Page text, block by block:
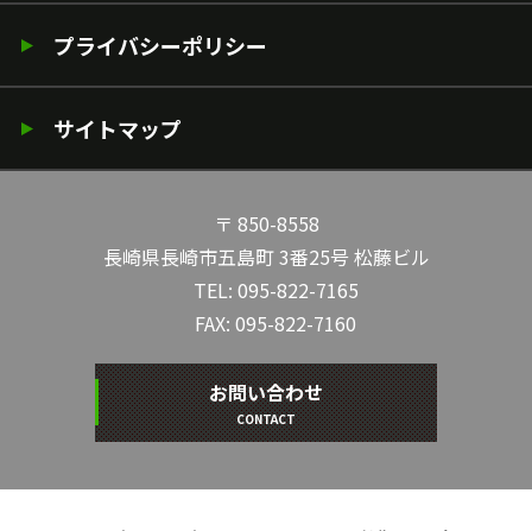
プライバシーポリシー
サイトマップ
〒 850-8558
長崎県長崎市五島町 3番25号 松藤ビル
TEL: 095-822-7165
FAX: 095-822-7160
お問い合わせ
CONTACT